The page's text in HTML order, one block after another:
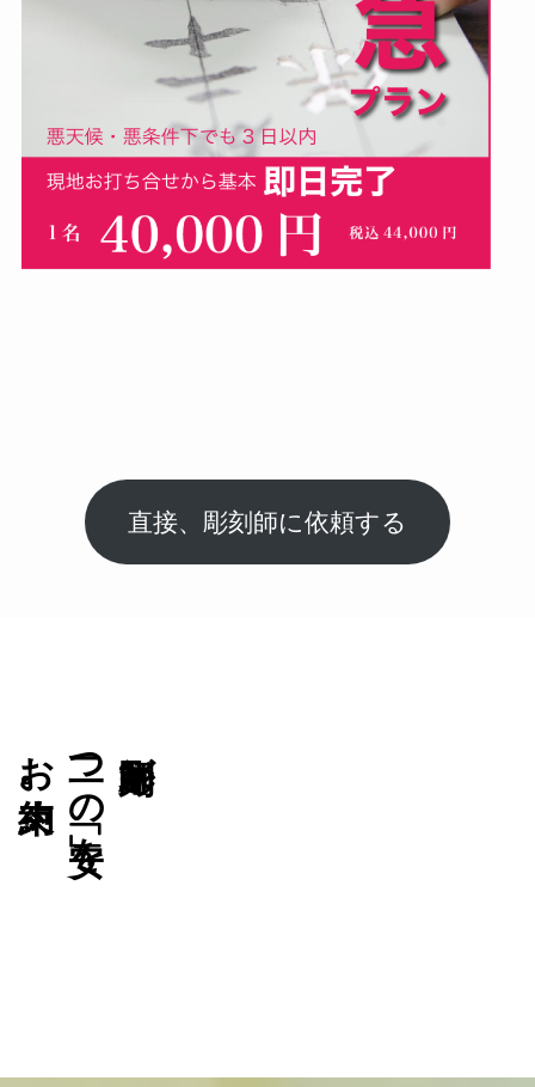
直接、彫刻師に依頼する
彫刻師が
二つの「安」を
お約束。